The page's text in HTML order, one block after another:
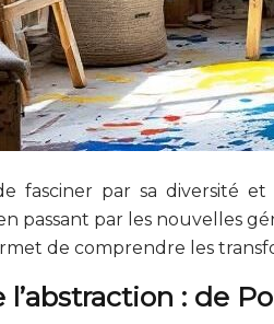
fasciner par sa diversité
passant par les nouvelles
de comprendre les
: de